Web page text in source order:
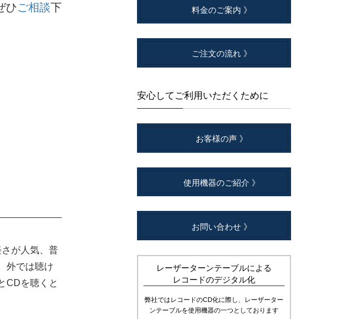
ひご相談下
が人気、普
外では聴け
CDを聴くと
料金のご案内 》
ご注文の流れ 》
安心してご利用いただくために
お客様の声 》
使用機器のご紹介 》
お問い合わせ 》
レーザーターンテーブルによる
レコードのデジタル化
弊社ではレコードのCD化に際し、レーザーター
ンテーブルを使用機器の一つとしております